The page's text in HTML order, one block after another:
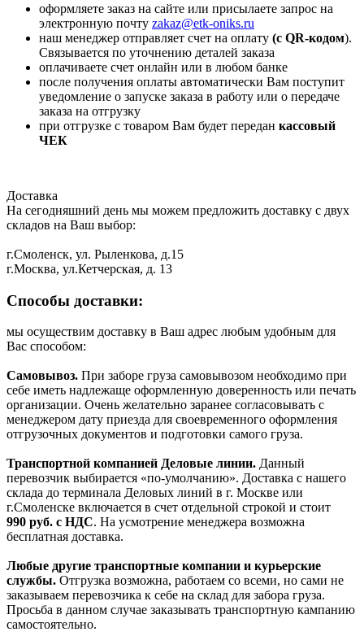
оформляете заказ на сайте или присылаете запрос на
электронную почту zakaz@etk-oniks.ru
наш менеджер отправляет счет на оплату (с QR-кодом).
Связывается по уточнению деталей заказа
оплачиваете счет онлайн или в любом банке
после получения оплаты автоматически Вам поступит
уведомление о запуске заказа в работу или о передаче
заказа на отгрузку
при отгрузке с товаром Вам будет передан кассовый
ЧЕК
Доставка
На сегодняшний день мы можем предложить доставку с двух
складов на Ваш выбор:
г.Смоленск, ул. Рыленкова, д.15
г.Москва, ул.Кетчерская, д. 13
Способы доставки:
мы осуществим доставку в Ваш адрес любым удобным для
Вас способом:
Самовывоз. При заборе груза самовывозом необходимо при
себе иметь надлежаще оформленную доверенность или печать
организации. Очень желательно заранее согласовывать с
менеджером дату приезда для своевременного оформления
отгрузочных документов и подготовки самого груза.
Транспортной компанией Деловые линии. Данный
перевозчик выбирается «по-умолчанию». Доставка с нашего
склада до терминала Деловых линий в г. Москве или
г.Смоленске включается в счет отдельной строкой и стоит
990 руб. с НДС. На усмотрение менеджера возможна
бесплатная доставка.
Любые другие транспортные компании и курьерские
службы. Отгрузка возможна, работаем со всеми, но сами не
заказываем перевозчика к себе на склад для забора груза.
Просьба в данном случае заказывать транспортную кампанию
самостоятельно.